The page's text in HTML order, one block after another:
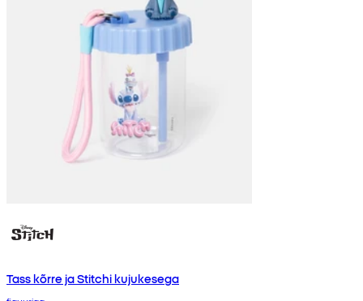
Tass kõrre ja Stitchi kujukesega